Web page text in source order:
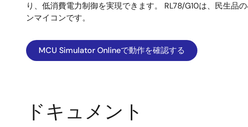
り、低消費電力制御を実現できます。 RL78/G10は、民生品
ンマイコンです。
MCU Simulator Onlineで動作を確認する
ドキュメント